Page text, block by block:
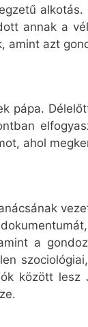
annak a
amint azt
pápa.
ahol
a
között lesz